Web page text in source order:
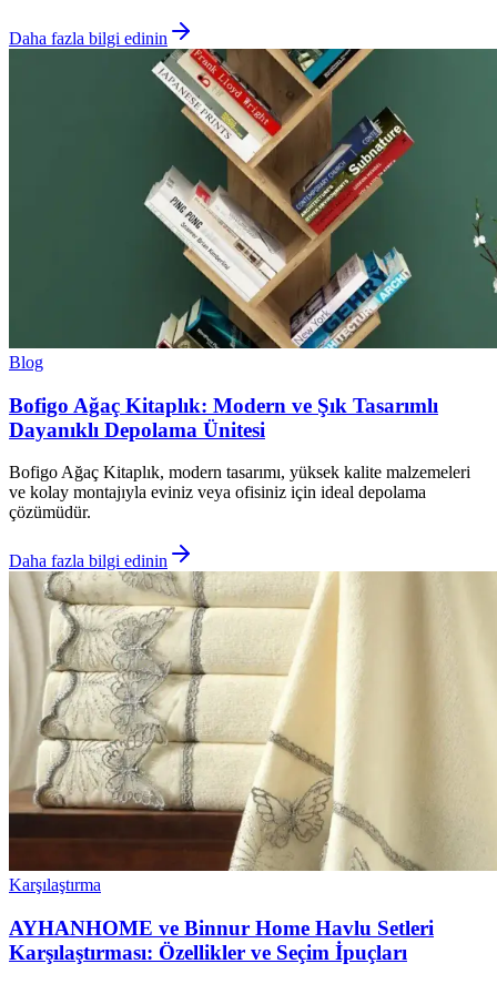
Daha fazla bilgi edinin
Blog
Bofigo Ağaç Kitaplık: Modern ve Şık Tasarımlı
Dayanıklı Depolama Ünitesi
Bofigo Ağaç Kitaplık, modern tasarımı, yüksek kalite malzemeleri
ve kolay montajıyla eviniz veya ofisiniz için ideal depolama
çözümüdür.
Daha fazla bilgi edinin
Karşılaştırma
AYHANHOME ve Binnur Home Havlu Setleri
Karşılaştırması: Özellikler ve Seçim İpuçları